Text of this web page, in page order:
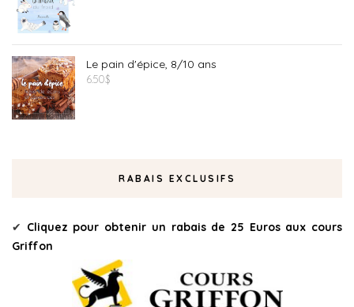
Le pain d'épice, 8/10 ans
6.50$
RABAIS EXCLUSIFS
✔ Cliquez pour obtenir un rabais de 25 Euros aux cours
Griffon